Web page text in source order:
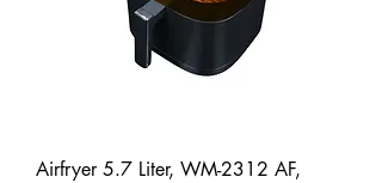
Airfryer 5.7 Liter, WM-2312 AF,